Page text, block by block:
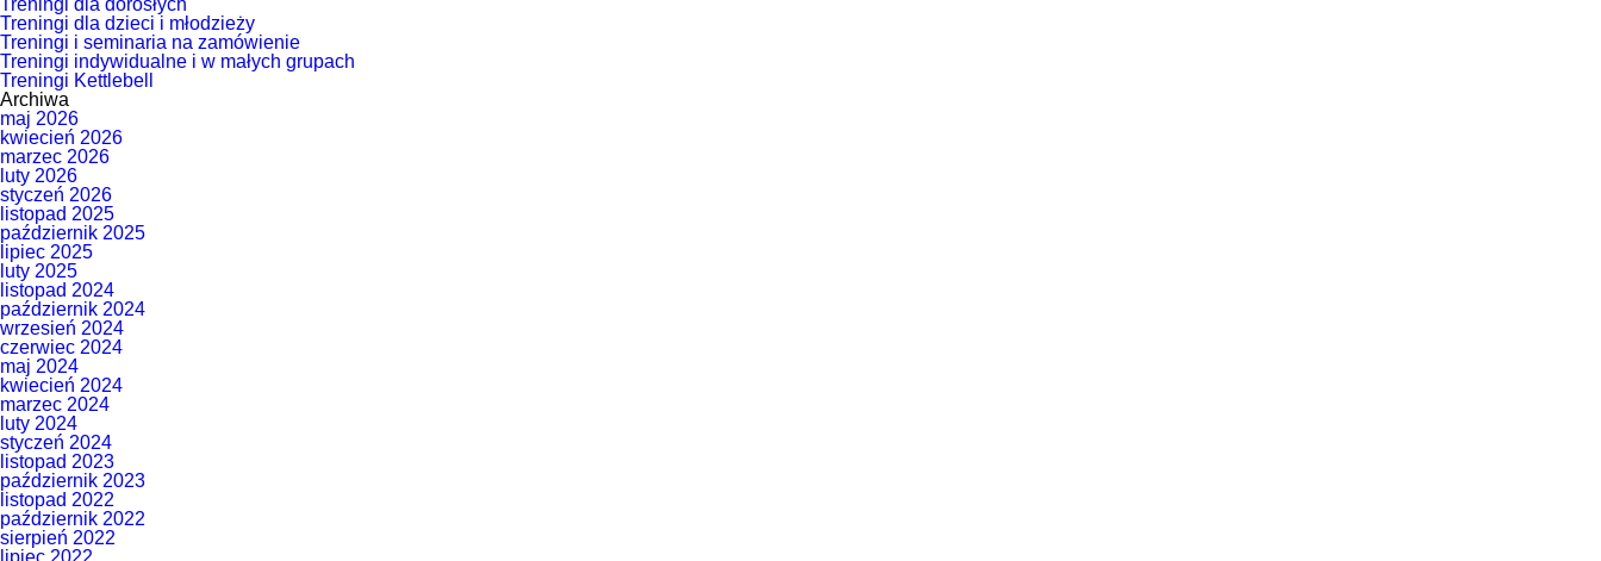
Treningi dla dorosłych
Treningi dla dzieci i młodzieży
Treningi i seminaria na zamówienie
Treningi indywidualne i w małych grupach
Treningi Kettlebell
Archiwa
maj 2026
kwiecień 2026
marzec 2026
luty 2026
styczeń 2026
listopad 2025
październik 2025
lipiec 2025
luty 2025
listopad 2024
październik 2024
wrzesień 2024
czerwiec 2024
maj 2024
kwiecień 2024
marzec 2024
luty 2024
styczeń 2024
listopad 2023
październik 2023
listopad 2022
październik 2022
sierpień 2022
lipiec 2022